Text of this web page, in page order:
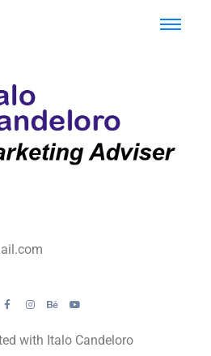
with Italo Candeloro